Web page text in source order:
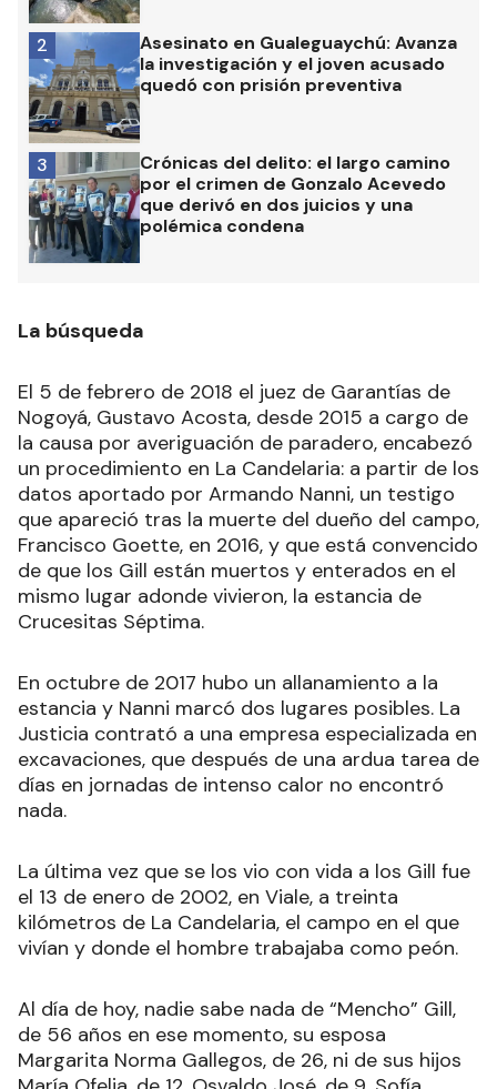
Asesinato en Gualeguaychú: Avanza
la investigación y el joven acusado
quedó con prisión preventiva
2
Crónicas del delito: el largo camino
por el crimen de Gonzalo Acevedo
que derivó en dos juicios y una
polémica condena
3
La búsqueda
El 5 de febrero de 2018 el juez de Garantías de
Nogoyá, Gustavo Acosta, desde 2015 a cargo de
la causa por averiguación de paradero, encabezó
un procedimiento en La Candelaria: a partir de los
datos aportado por Armando Nanni, un testigo
que apareció tras la muerte del dueño del campo,
Francisco Goette, en 2016, y que está convencido
de que los Gill están muertos y enterados en el
mismo lugar adonde vivieron, la estancia de
Crucesitas Séptima.
En octubre de 2017 hubo un allanamiento a la
estancia y Nanni marcó dos lugares posibles. La
Justicia contrató a una empresa especializada en
excavaciones, que después de una ardua tarea de
días en jornadas de intenso calor no encontró
nada.
La última vez que se los vio con vida a los Gill fue
el 13 de enero de 2002, en Viale, a treinta
kilómetros de La Candelaria, el campo en el que
vivían y donde el hombre trabajaba como peón.
Al día de hoy, nadie sabe nada de “Mencho” Gill,
de 56 años en ese momento, su esposa
Margarita Norma Gallegos, de 26, ni de sus hijos